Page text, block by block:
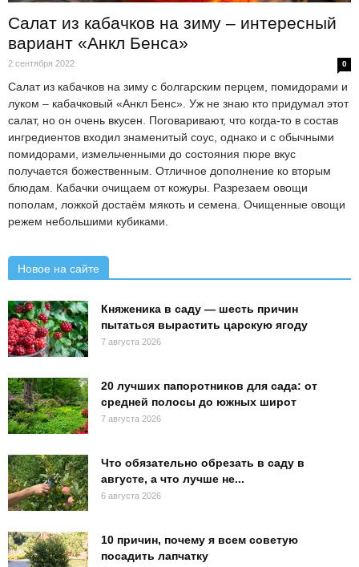
Салат из кабачков на зиму – интересный
вариант «Анкл Бенса»
2 сентября 2022 0
Салат из кабачков на зиму с болгарским перцем, помидорами и
луком – кабачковый «Анкл Бенс». Уж не знаю кто придумал этот
салат, но он очень вкусен. Поговаривают, что когда-то в состав
ингредиентов входил знаменитый соус, однако и с обычными
помидорами, измельченными до состояния пюре вкус
получается божественным. Отличное дополнение ко вторым
блюдам. Кабачки очищаем от кожуры. Разрезаем овощи
пополам, ложкой достаём мякоть и семена. Очищенные овощи
режем небольшими кубиками.
Новое на сайте
Княженика в саду — шесть причин
пытаться вырастить царскую ягоду
7 августа 2026
20 лучших папоротников для сада: от
средней полосы до южных широт
7 августа 2026
Что обязательно обрезать в саду в
августе, а что лучше не...
6 августа 2026
10 причин, почему я всем советую
посадить лапчатку